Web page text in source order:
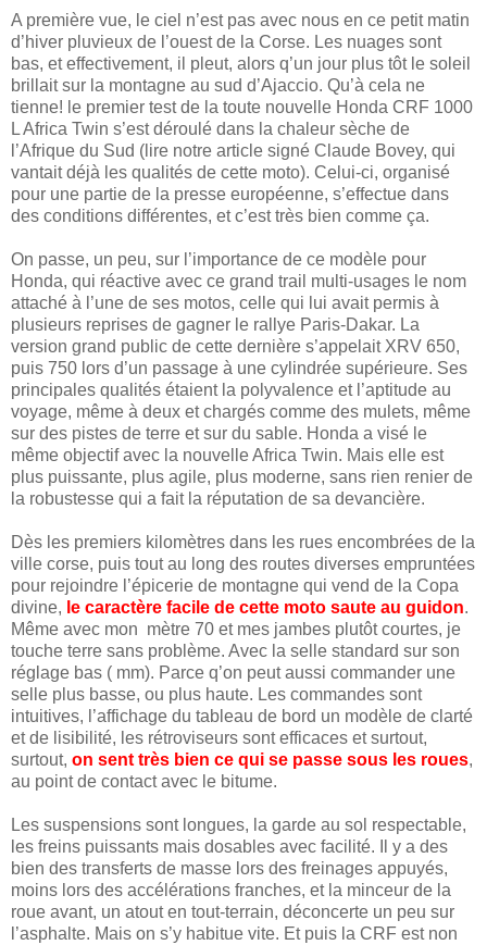
A première vue, le ciel n’est pas avec nous en ce petit matin
d’hiver pluvieux de l’ouest de la Corse. Les nuages sont
bas, et effectivement, il pleut, alors q’un jour plus tôt le soleil
brillait sur la montagne au sud d’Ajaccio. Qu’à cela ne
tienne! le premier test de la toute nouvelle Honda CRF 1000
L Africa Twin s’est déroulé dans la chaleur sèche de
l’Afrique du Sud (lire notre article signé Claude Bovey, qui
vantait déjà les qualités de cette moto). Celui-ci, organisé
pour une partie de la presse européenne, s’effectue dans
des conditions différentes, et c’est très bien comme ça.
On passe, un peu, sur l’importance de ce modèle pour
Honda, qui réactive avec ce grand trail multi-usages le nom
attaché à l’une de ses motos, celle qui lui avait permis à
plusieurs reprises de gagner le rallye Paris-Dakar. La
version grand public de cette dernière s’appelait XRV 650,
puis 750 lors d’un passage à une cylindrée supérieure. Ses
principales qualités étaient la polyvalence et l’aptitude au
voyage, même à deux et chargés comme des mulets, même
sur des pistes de terre et sur du sable. Honda a visé le
même objectif avec la nouvelle Africa Twin. Mais elle est
plus puissante, plus agile, plus moderne, sans rien renier de
la robustesse qui a fait la réputation de sa devancière.
Dès les premiers kilomètres dans les rues encombrées de la
ville corse, puis tout au long des routes diverses empruntées
pour rejoindre l’épicerie de montagne qui vend de la Copa
divine, le caractère facile de cette moto saute au guidon.
Même avec mon mètre 70 et mes jambes plutôt courtes, je
touche terre sans problème. Avec la selle standard sur son
réglage bas ( mm). Parce q’on peut aussi commander une
selle plus basse, ou plus haute. Les commandes sont
intuitives, l’affichage du tableau de bord un modèle de clarté
et de lisibilité, les rétroviseurs sont efficaces et surtout,
surtout, on sent très bien ce qui se passe sous les roues,
au point de contact avec le bitume.
Les suspensions sont longues, la garde au sol respectable,
les freins puissants mais dosables avec facilité. Il y a des
bien des transferts de masse lors des freinages appuyés,
moins lors des accélérations franches, et la minceur de la
roue avant, un atout en tout-terrain, déconcerte un peu sur
l’asphalte. Mais on s’y habitue vite. Et puis la CRF est non